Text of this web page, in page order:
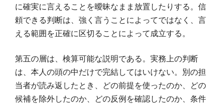
に確実に言えることを曖昧なまま放置したりする。信
頼できる判断は、強く言うことによってではなく、言
える範囲を正確に区切ることによって成立する。
第五の層は、検算可能な説明である。実務上の判断
は、本人の頭の中だけで完結してはいけない。別の担
当者が読み返したとき、どの前提を使ったのか、どの
候補を除外したのか、どの反例を確認したのか、条件